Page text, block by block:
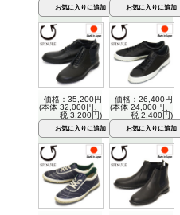
価格：35,200円
(本体 32,000円、
税 3,200円)
価格：26,400円
(本体 24,000円、
税 2,400円)